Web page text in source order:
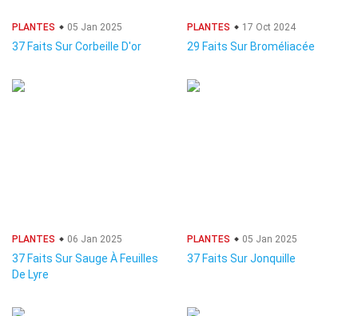
PLANTES 05 Jan 2025
37 Faits Sur Corbeille D'or
PLANTES 17 Oct 2024
29 Faits Sur Broméliacée
PLANTES 06 Jan 2025
37 Faits Sur Sauge À Feuilles
De Lyre
PLANTES 05 Jan 2025
37 Faits Sur Jonquille